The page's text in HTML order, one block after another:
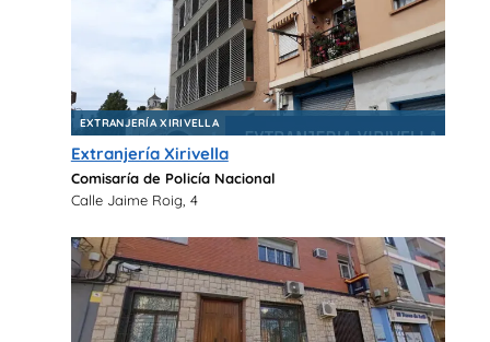
EXTRANJERÍA XIRIVELLA
Extranjería Xirivella
Comisaría de Policía Nacional
Calle Jaime Roig, 4